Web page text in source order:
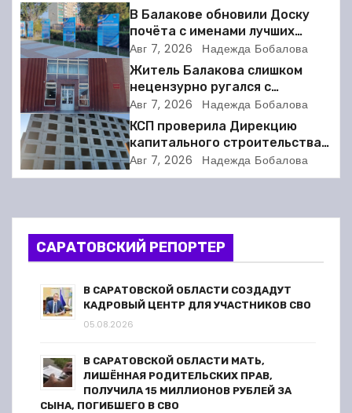
г
а
ц
и
я
п
о
В Балакове обновили Доску
почёта с именами лучших
спортсменов. Фото
Авг 7, 2026 Надежда Бобалова
Житель Балакова слишком
нецензурно ругался с
соседкой и получил двое суток
ареста
Авг 7, 2026 Надежда Бобалова
КСП проверила Дирекцию
капитального строительства в
Балакове и нашла множество
нарушений
Авг 7, 2026 Надежда Бобалова
САРАТОВСКИЙ РЕПОРТЕР
В САРАТОВСКОЙ ОБЛАСТИ СОЗДАДУТ
КАДРОВЫЙ ЦЕНТР ДЛЯ УЧАСТНИКОВ СВО
05.08.2026
В САРАТОВСКОЙ ОБЛАСТИ МАТЬ,
ЛИШЁННАЯ РОДИТЕЛЬСКИХ ПРАВ,
ПОЛУЧИЛА 15 МИЛЛИОНОВ РУБЛЕЙ ЗА
СЫНА, ПОГИБШЕГО В СВО